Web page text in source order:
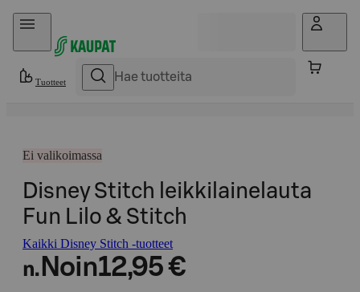
Hyppää sisältöön
Tuotteet
Ei valikoimassa
Disney Stitch leikkilainelauta
Fun Lilo & Stitch
Kaikki Disney Stitch -tuotteet
n. Noin12,95 €